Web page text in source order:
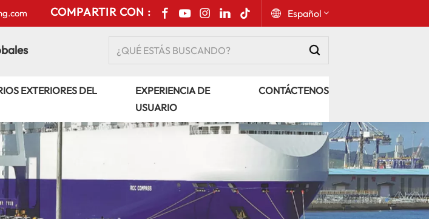
COMPARTIR CON : Español
Русский
Español
Português
عربي
kiswahili
EXTERIORES DEL
EXPERIENCIA DE
USUARIO
CONTÁCTENOS